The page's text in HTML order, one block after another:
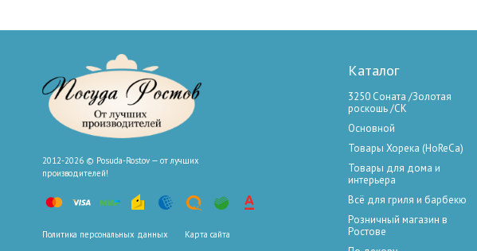
2012-2026 © Posuda-Rostov — от лучших
производителей!
Политика персональных данных Карта сайта
Каталог
3250 Соната /Золотая
роскошь /СК
Основной
Товары Хорека (HoReCa)
Товары для дома и
интерьера
Всё для гриля и барбекю
Розничный магазин в
Ростове